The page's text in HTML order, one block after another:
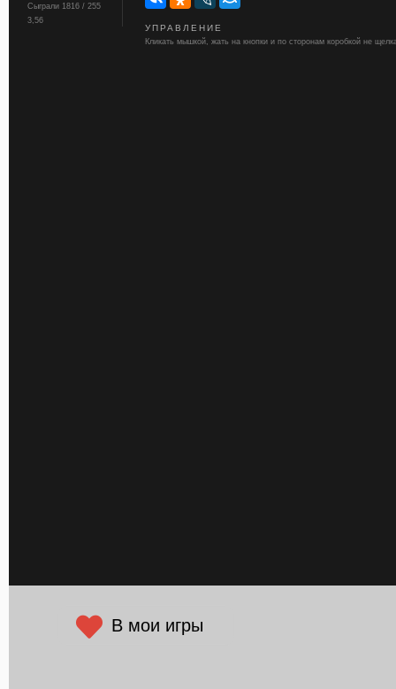
Сыграли 1816 / 255
3,56
УПРАВЛЕНИЕ
Кликать мышкой, жать на кнопки и по сторонам коробкой не
В мои игры